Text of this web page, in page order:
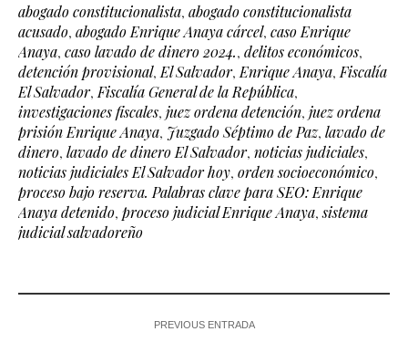
abogado constitucionalista, abogado constitucionalista
acusado, abogado Enrique Anaya cárcel, caso Enrique
Anaya, caso lavado de dinero 2024., delitos económicos,
detención provisional, El Salvador, Enrique Anaya, Fiscalía
El Salvador, Fiscalía General de la República,
investigaciones fiscales, juez ordena detención, juez ordena
prisión Enrique Anaya, Juzgado Séptimo de Paz, lavado de
dinero, lavado de dinero El Salvador, noticias judiciales,
noticias judiciales El Salvador hoy, orden socioeconómico,
proceso bajo reserva. Palabras clave para SEO: Enrique
Anaya detenido, proceso judicial Enrique Anaya,sistema
judicial salvadoreño
PREVIOUS ENTRADA